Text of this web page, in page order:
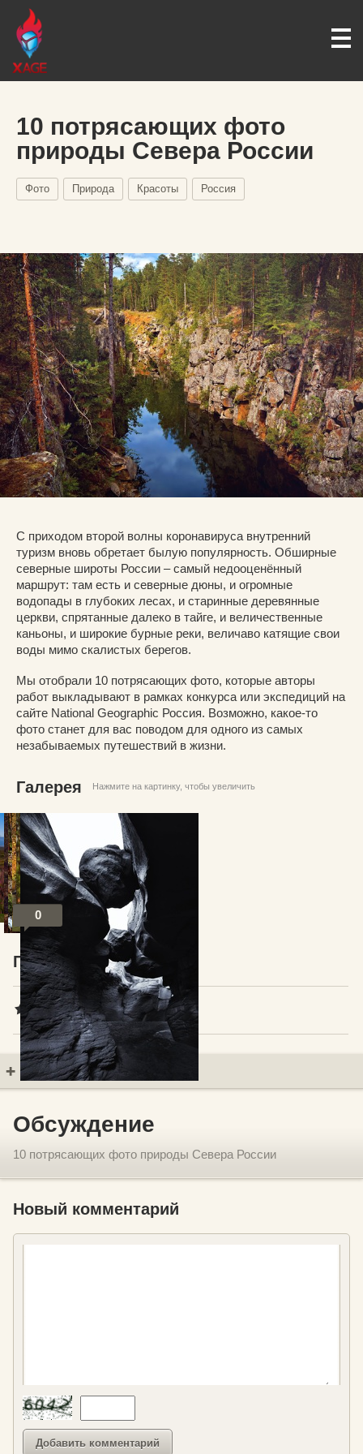
10 потрясающих фото
природы Севера России
Фото Природа Красоты Россия
С приходом второй волны коронавируса внутренний
туризм вновь обретает былую популярность. Обширные
северные широты России – самый недооценённый
маршрут: там есть и северные дюны, и огромные
водопады в глубоких лесах, и старинные деревянные
церкви, спрятанные далеко в тайге, и величественные
каньоны, и широкие бурные реки, величаво катящие свои
воды мимо скалистых берегов.
Мы отобрали 10 потрясающих фото, которые авторы
работ выкладывают в рамках конкурса или экспедиций на
сайте National Geographic Россия. Возможно, какое-то
фото станет для вас поводом для одного из самых
незабываемых путешествий в жизни.
Галерея Нажмите на картинку, чтобы увеличить
0
Посты по теме
В избранное
Добавить комментарий
Обсуждение
10 потрясающих фото природы Севера России
Новый комментарий